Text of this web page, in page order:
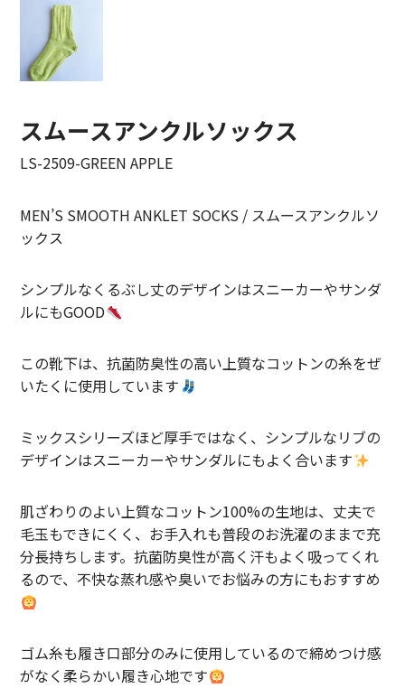
HARROGATE【ハロゲイト】
INTERIM【インテリム】
LUCKY SOCKS【ラッキーソックス】
MIZUNO【ミズノ】
New balnace【ニューバランス】
PHIGVEL MAKERS Co.【フィグベル】
Product Twelve【プロダクトトゥエルブ】
REMI RELIEF【レミレリーフ】
saby【サバイ】
SUNNY ELEMENT【サニーエレメント】
TAUPE【トープ】
スムースアンクルソックス
LS-2509-GREEN APPLE
MEN’S SMOOTH ANKLET SOCKS / スムースアンクルソ
ックス
シンプルなくるぶし丈のデザインはスニーカーやサンダ
ルにもGOOD
この靴下は、抗菌防臭性の高い上質なコットンの糸をぜ
いたくに使用しています
ミックスシリーズほど厚手ではなく、シンプルなリブの
デザインはスニーカーやサンダルにもよく合います
肌ざわりのよい上質なコットン100%の生地は、丈夫で
毛玉もできにくく、お手入れも普段のお洗濯のままで充
分長持ちします。抗菌防臭性が高く汗もよく吸ってくれ
るので、不快な蒸れ感や臭いでお悩みの方にもおすすめ
ゴム糸も履き口部分のみに使用しているので締めつけ感
がなく柔らかい履き心地です